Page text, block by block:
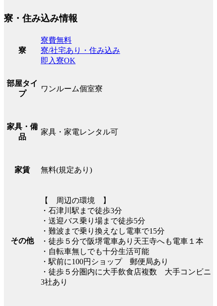
寮・住み込み情報
寮
寮費無料
寮/社宅あり・住み込み
即入寮OK
部屋タイ
プ
ワンルーム個室寮
家具・備
品
家具・家電レンタル可
家賃 無料(規定あり)
その他
【 周辺の環境 】
・石津川駅まで徒歩3分
・送迎バス乗り場まで徒歩5分
・難波まで乗り換えなし電車で15分
・徒歩５分で阪堺電車あり天王寺へも電車１本
・自転車無しでも十分生活可能
・駅前に100円ショップ 郵便局あり
・徒歩５分圏内に大手飲食店複数 大手コンビニ
3社あり